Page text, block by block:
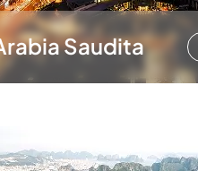
Saudita